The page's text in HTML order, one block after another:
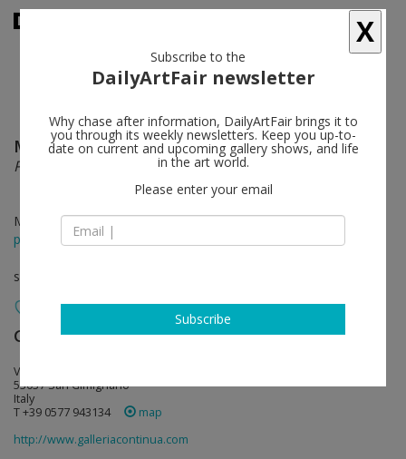
Michelangelo Pistoletto follow
Prima dello Specchio
May 02 - Sep 05, 2015
press release
solo show
Galleria Continua follow
Via del Castello 11
53037 San Gimignano
Italy
T +39 0577 943134
map
http://www.galleriacontinua.com
X
Subscribe to the
DailyArtFair newsletter
Why chase after information, DailyArtFair brings it to
you through its weekly newsletters. Keep you up-to-
date on current and upcoming gallery shows, and life
in the art world.
Please enter your email
Subscribe